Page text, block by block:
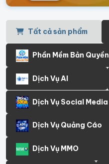
Tất cả sản phẩm
Phần Mềm Bản Quyền
Dịch Vụ AI
Dịch Vụ Social Media
Dịch Vụ Quảng Cáo
Dịch Vụ MMO